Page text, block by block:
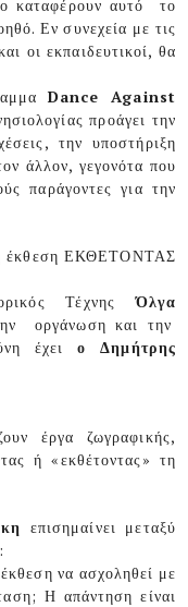
καταφέρουν αυτό
το
Εν συνεχεία με τις
οι εκπαιδευτικοί, θα
Dance Against
προάγει την
την υποστήριξη
άλλον, γεγονότα που
παράγοντες για την
έκθεση ΕΚΘΕΤΟΝΤΑΣ
ΤέχνηςΌλγα
οργάνωση και την
έχει ο Δημήτρης
έργα ζωγραφικής,
ή «εκθέτοντας» τη
επισημαίνει μεταξύ
να ασχοληθεί με
Η απάντηση είναι